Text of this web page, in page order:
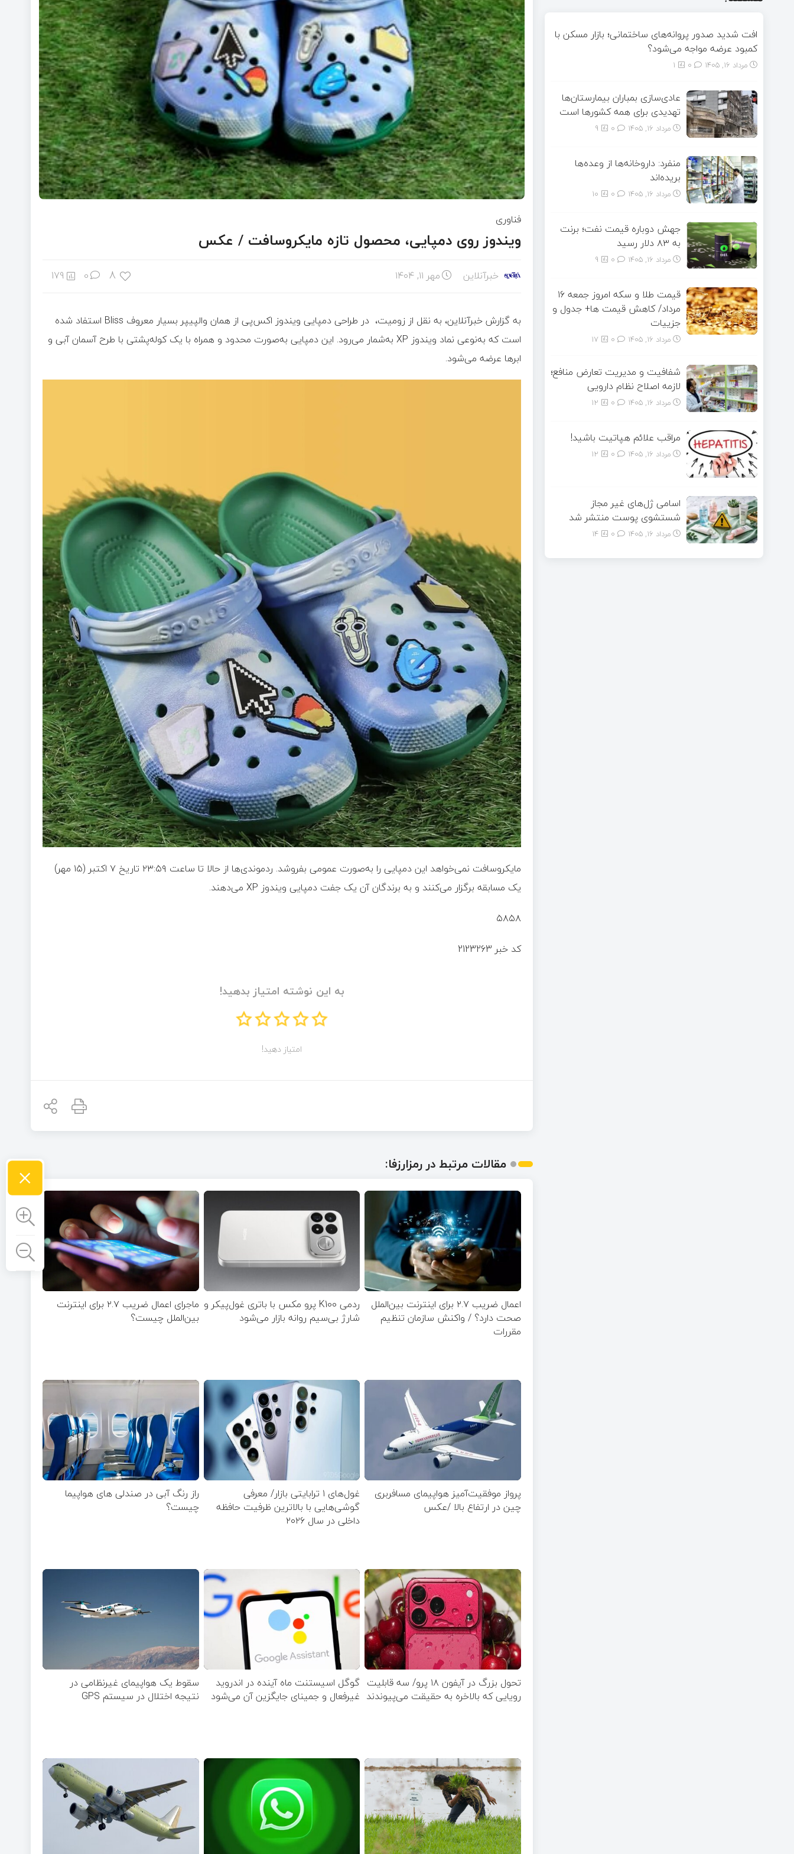
فناوری
ویندوز روی دمپایی، محصول تازه مایکروسافت / عکس
خبرآنلاین مهر ۱۱, ۱۴۰۴ 8
0
179
به گزارش خبرآنلاین، به نقل از زومیت، در طراحی دمپایی ویندوز اکس‌پی از همان والپیپر بسیار معروف Bliss استفاد شده
است که به‌نوعی نماد ویندوز XP به‌شمار می‌رود. این دمپایی به‌صورت محدود و همراه با یک کوله‌پشتی با طرح آسمان آبی و
ابرها عرضه می‌شود.
مایکروسافت نمی‌خواهد این دمپایی را به‌صورت عمومی بفروشد. ردموندی‌ها از حالا تا ساعت ۲۳:۵۹ تاریخ ۷ اکتبر (۱۵ مهر)
یک مسابقه برگزار می‌کنند و به برندگان آن یک جفت دمپایی ویندوز XP می‌دهند.
۵۸۵۸
کد خبر 2123263
به این نوشته امتیاز بدهید!
امتیاز دهید!
مقالات مرتبط در رمزارزفا:
اعمال ضریب ۲.۷ برای اینترنت بین‌الملل
صحت دارد؟ / واکنش سازمان تنظیم
مقررات
ردمی K100 پرو مکس با باتری غول‌پیکر و
شارژ بی‌سیم روانه بازار می‌شود
ماجرای اعمال ضریب ۲.۷ برای اینترنت
بین‌الملل چیست؟
پرواز موفقیت‌آمیز هواپیمای مسافربری
چین در ارتفاع بالا /عکس
غول‌های ۱ ترابایتی بازار/ معرفی
گوشی‌هایی با بالاترین ظرفیت حافظه
داخلی در سال ۲۰۲۶
راز رنگ آبی در صندلی های هواپیما
چیست؟
تحول بزرگ در آیفون ۱۸ پرو/ سه قابلیت
رویایی که بالاخره به حقیقت می‌پیوندند
گوگل اسیستنت ماه آینده در اندروید
غیرفعال و جمینای جایگزین آن می‌شود
سقوط یک هواپیمای غیرنظامی در
نتیجه اختلال در سیستم‌ GPS
افت شدید صدور پروانه‌های ساختمانی؛ بازار مسکن با
کمبود عرضه مواجه می‌شود؟
مرداد ۱۶, ۱۴۰۵ 1
عادی‌سازی بمباران بیمارستان‌ها
تهدیدی برای همه کشورها است
مرداد ۱۶, ۱۴۰۵ 9
منفرد: داروخانه‌ها از وعده‌ها
بریده‌اند
مرداد ۱۶, ۱۴۰۵ 10
جهش دوباره قیمت نفت؛ برنت
به ۸۳ دلار رسید
مرداد ۱۶, ۱۴۰۵ 9
قیمت طلا و سکه امروز جمعه ۱۶
مرداد/ کاهش قیمت ها+ جدول و
جزییات
مرداد ۱۶, ۱۴۰۵ 17
شفافیت و مدیریت تعارض منافع؛
لازمه اصلاح نظام دارویی
مرداد ۱۶, ۱۴۰۵ 12
مراقب علائم هپاتیت باشید!
مرداد ۱۶, ۱۴۰۵ 12
اسامی ژل‌های غیر مجاز
شستشوی پوست منتشر شد
مرداد ۱۶, ۱۴۰۵ 14
×